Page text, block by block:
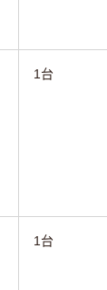
1台
1台